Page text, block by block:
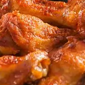
Suínas
Embutidos